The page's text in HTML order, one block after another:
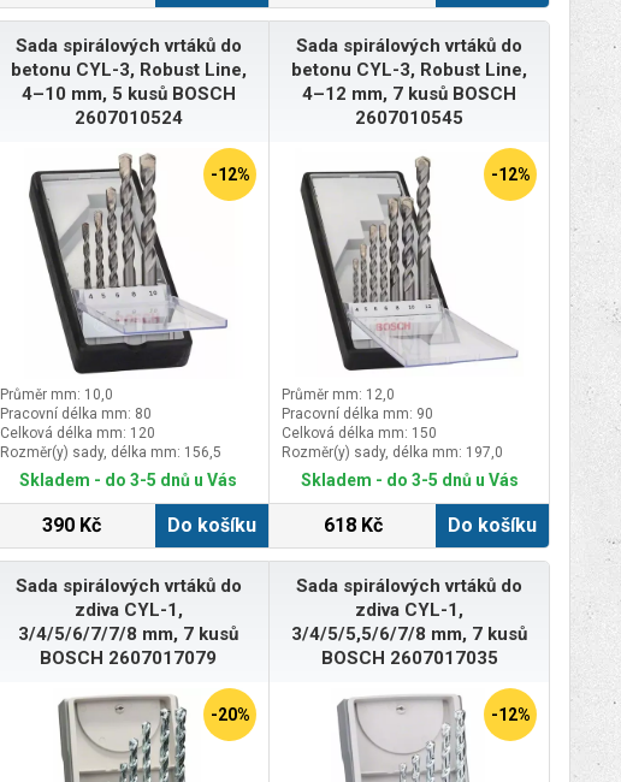
Sada spirálových vrtáků do
betonu CYL-3, Robust Line,
4–10 mm, 5 kusů BOSCH
2607010524
-12%
Průměr mm: 10,0
Pracovní délka mm: 80
Celková délka mm: 120
Rozměr(y) sady, délka mm: 156,5
Skladem - do 3-5 dnů u Vás
390 Kč Do košíku
Sada spirálových vrtáků do
betonu CYL-3, Robust Line,
4–12 mm, 7 kusů BOSCH
2607010545
-12%
Průměr mm: 12,0
Pracovní délka mm: 90
Celková délka mm: 150
Rozměr(y) sady, délka mm: 197,0
Skladem - do 3-5 dnů u Vás
618 Kč Do košíku
Sada spirálových vrtáků do
zdiva CYL-1,
3/4/5/6/7/7/8 mm, 7 kusů
BOSCH 2607017079
-20%
Sada spirálových vrtáků do
zdiva CYL-1,
3/4/5/5,5/6/7/8 mm, 7 kusů
BOSCH 2607017035
-12%